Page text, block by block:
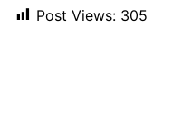
Post Views: 305